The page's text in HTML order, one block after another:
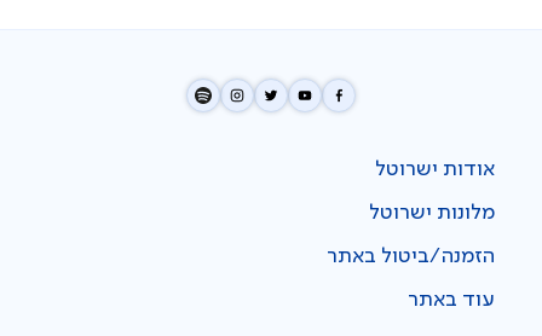
אודות ישרוטל
מלונות ישרוטל
הזמנה/ביטול באתר
עוד באתר